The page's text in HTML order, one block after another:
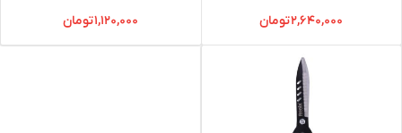
۲,۶۴۰,۰۰۰تومان ۱,۱۲۰,۰۰۰تومان